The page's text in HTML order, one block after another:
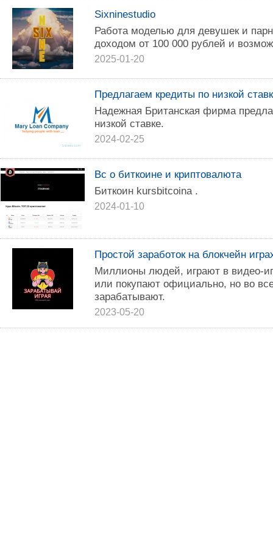
Sixninestudio
Работа моделью для девушек и
доходом от 100 000 рублей и
2025-01-20
Предлагаем кредиты по низкой
Надежная Британская фирма
низкой ставке.
2024-02-25
Вс о биткоине и криптовалюта
Биткоин kursbitcoina .
2024-01-10
Простой заработок на блокчейн
Миллионы людей, играют в видео-
или покупают официально, но во
зарабатывают.
2023-05-20